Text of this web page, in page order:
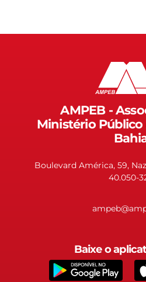
AMPEB -
Ministério
Boulevard América, 59,
40.050-
Baixe o